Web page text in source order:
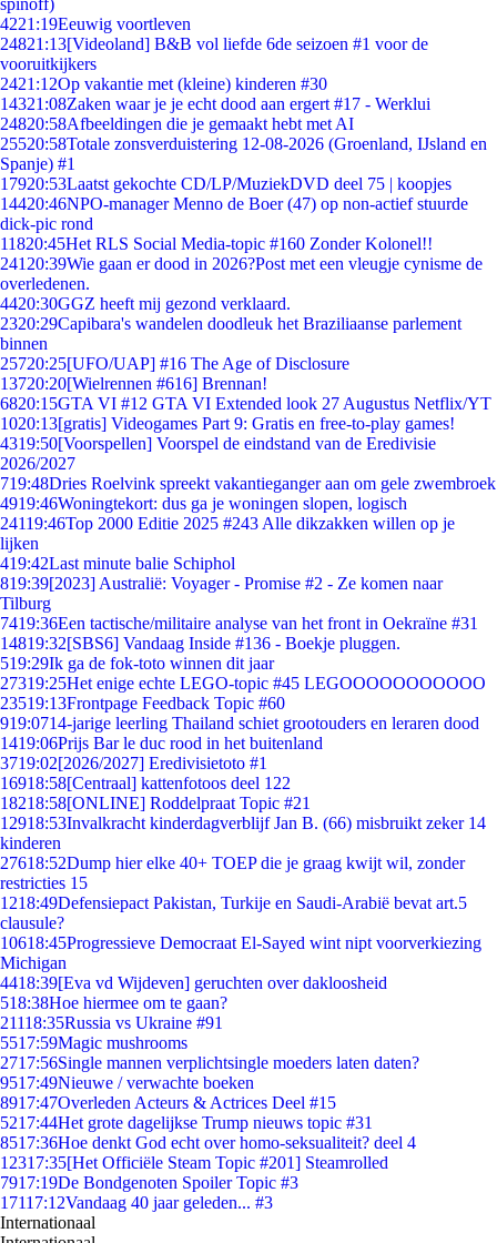
spinoff)
4221:19Eeuwig voortleven
24821:13[Videoland] B&B vol liefde 6de seizoen #1 voor de
vooruitkijkers
2421:12Op vakantie met (kleine) kinderen #30
14321:08Zaken waar je je echt dood aan ergert #17 - Werklui
24820:58Afbeeldingen die je gemaakt hebt met AI
25520:58Totale zonsverduistering 12-08-2026 (Groenland, IJsland en
Spanje) #1
17920:53Laatst gekochte CD/LP/MuziekDVD deel 75 | koopjes
14420:46NPO-manager Menno de Boer (47) op non-actief stuurde
dick-pic rond
11820:45Het RLS Social Media-topic #160 Zonder Kolonel!!
241 20:39Wie gaan er dood in 2026?Post met een vleugje cynisme de
overledenen.
4420:30GGZ heeft mij gezond verklaard.
2320:29Capibara's wandelen doodleuk het Braziliaanse parlement
binnen
25720:25[UFO/UAP] #16 The Age of Disclosure
13720:20[Wielrennen #616] Brennan!
6820:15GTA VI #12 GTA VI Extended look 27 Augustus Netflix/YT
1020:13[gratis] Videogames Part 9: Gratis en free-to-play games!
4319:50[Voorspellen] Voorspel de eindstand van de Eredivisie
2026/2027
719:48Dries Roelvink spreekt vakantieganger aan om gele zwembroek
4919:46Woningtekort: dus ga je woningen slopen, logisch
24119:46Top 2000 Editie 2025 #243 Alle dikzakken willen op je
lijken
419:42Last minute balie Schiphol
819:39[2023] Australië: Voyager - Promise #2 - Ze komen naar
Tilburg
7419:36Een tactische/militaire analyse van het front in Oekraïne #31
14819:32[SBS6] Vandaag Inside #136 - Boekje pluggen.
519:29Ik ga de fok-toto winnen dit jaar
27319:25Het enige echte LEGO-topic #45 LEGOOOOOOOOOOO
23519:13Frontpage Feedback Topic #60
919:0714-jarige leerling Thailand schiet grootouders en leraren dood
1419:06Prijs Bar le duc rood in het buitenland
3719:02[2026/2027] Eredivisietoto #1
16918:58[Centraal] kattenfotoos deel 122
18218:58[ONLINE] Roddelpraat Topic #21
12918:53Invalkracht kinderdagverblijf Jan B. (66) misbruikt zeker 14
kinderen
27618:52Dump hier elke 40+ TOEP die je graag kwijt wil, zonder
restricties 15
1218:49Defensiepact Pakistan, Turkije en Saudi-Arabië bevat art.5
clausule?
10618:45Progressieve Democraat El-Sayed wint nipt voorverkiezing
Michigan
4418:39[Eva vd Wijdeven] geruchten over dakloosheid
518:38Hoe hiermee om te gaan?
21118:35Russia vs Ukraine #91
5517:59Magic mushrooms
2717:56Single mannen verplichtsingle moeders laten daten?
9517:49Nieuwe / verwachte boeken
8917:47Overleden Acteurs & Actrices Deel #15
5217:44Het grote dagelijkse Trump nieuws topic #31
8517:36Hoe denkt God echt over homo-seksualiteit? deel 4
12317:35[Het Officiële Steam Topic #201] Steamrolled
7917:19De Bondgenoten Spoiler Topic #3
17117:12Vandaag 40 jaar geleden... #3
Internationaal